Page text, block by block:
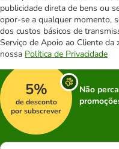
publicidade direta de bens ou
opor-se a qualquer momento,
dos custos básicos de
Serviço de Apoio ao Cliente
nossa Política de Privacidade
5%
de desconto
por subscrever
Não